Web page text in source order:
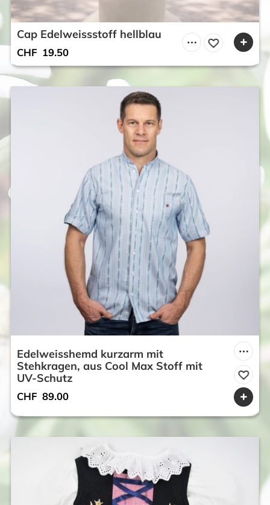
Cap Edelweissstoff hellblau
CHF 19.50
Edelweisshemd kurzarm mit
Stehkragen, aus Cool Max Stoff mit
UV-Schutz
CHF 89.00